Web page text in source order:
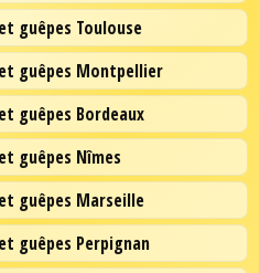
guêpes Toulouse
guêpes Montpellier
guêpes Bordeaux
guêpes Nîmes
guêpes Marseille
guêpes Perpignan